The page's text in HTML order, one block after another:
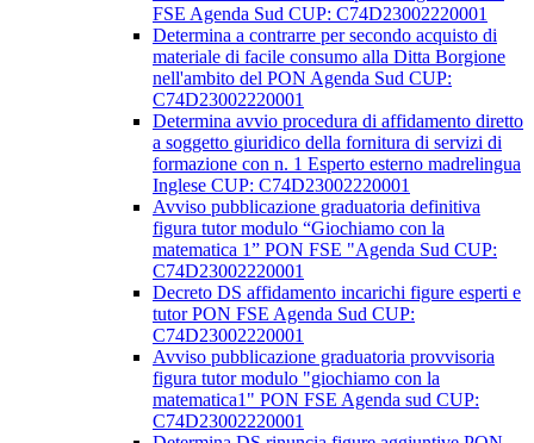
FSE Agenda Sud CUP: C74D23002220001
Determina a contrarre per secondo acquisto di
materiale di facile consumo alla Ditta Borgione
nell'ambito del PON Agenda Sud CUP:
C74D23002220001
Determina avvio procedura di affidamento diretto
a soggetto giuridico della fornitura di servizi di
formazione con n. 1 Esperto esterno madrelingua
Inglese CUP: C74D23002220001
Avviso pubblicazione graduatoria definitiva
figura tutor modulo “Giochiamo con la
matematica 1” PON FSE "Agenda Sud CUP:
C74D23002220001
Decreto DS affidamento incarichi figure esperti e
tutor PON FSE Agenda Sud CUP:
C74D23002220001
Avviso pubblicazione graduatoria provvisoria
figura tutor modulo "giochiamo con la
matematica1" PON FSE Agenda sud CUP:
C74D23002220001